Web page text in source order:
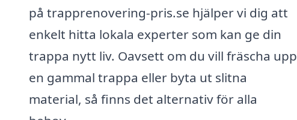
på trapprenovering-pris.se hjälper vi dig att
enkelt hitta lokala experter som kan ge din
trappa nytt liv. Oavsett om du vill fräscha upp
en gammal trappa eller byta ut slitna
material, så finns det alternativ för alla